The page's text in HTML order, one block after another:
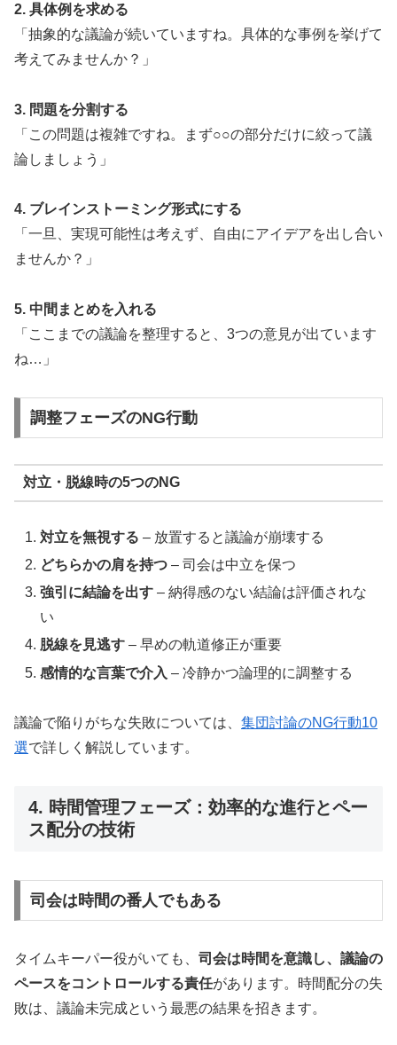
2. 具体例を求める
「抽象的な議論が続いていますね。具体的な事例を挙げて
考えてみませんか？」
3. 問題を分割する
「この問題は複雑ですね。まず○○の部分だけに絞って議
論しましょう」
4. ブレインストーミング形式にする
「一旦、実現可能性は考えず、自由にアイデアを出し合い
ませんか？」
5. 中間まとめを入れる
「ここまでの議論を整理すると、3つの意見が出ています
ね…」
調整フェーズのNG行動
対立・脱線時の5つのNG
対立を無視する – 放置すると議論が崩壊する
どちらかの肩を持つ – 司会は中立を保つ
強引に結論を出す – 納得感のない結論は評価されな
い
脱線を見逃す – 早めの軌道修正が重要
感情的な言葉で介入 – 冷静かつ論理的に調整する
議論で陥りがちな失敗については、 集団討論のNG行動10
選で詳しく解説しています。
4. 時間管理フェーズ：効率的な進行とペー
ス配分の技術
司会は時間の番人でもある
タイムキーパー役がいても、 司会は時間を意識し、議論の
ペースをコントロールする責任があります。時間配分の失
敗は、議論未完成という最悪の結果を招きます。